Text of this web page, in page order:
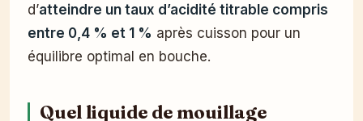
d’atteindre un taux d’acidité titrable compris
entre 0,4 % et 1 % après cuisson pour un
équilibre optimal en bouche.
Quel liquide de mouillage